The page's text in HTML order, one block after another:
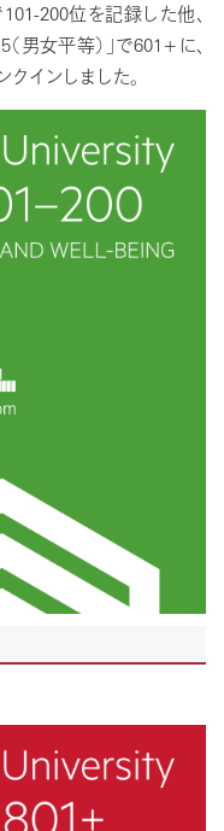
200位を記録した他、
（男女平等）」で601+に、
クインしました。